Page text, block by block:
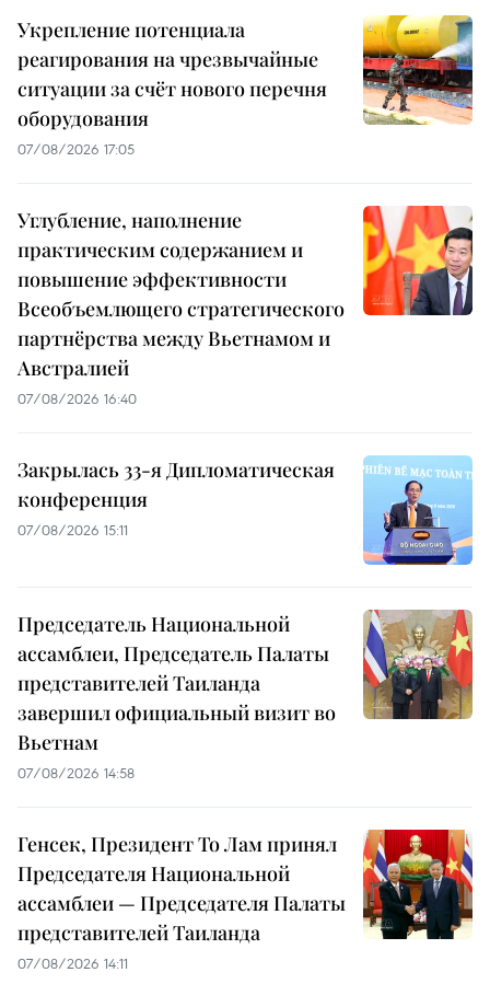
Укрепление потенциала
реагирования на чрезвычайные
ситуации за счёт нового перечня
оборудования
07/08/2026 17:05
Углубление, наполнение
практическим содержанием и
повышение эффективности
Всеобъемлющего стратегического
партнёрства между Вьетнамом и
Австралией
07/08/2026 16:40
Закрылась 33-я Дипломатическая
конференция
07/08/2026 15:11
Председатель Национальной
ассамблеи, Председатель Палаты
представителей Таиланда
завершил официальный визит во
Вьетнам
07/08/2026 14:58
Генсек, Президент То Лам принял
Председателя Национальной
ассамблеи — Председателя Палаты
представителей Таиланда
07/08/2026 14:11